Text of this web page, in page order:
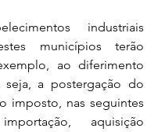
municípios terão
ao diferimento
a postergação do
imposto, nas seguintes
aquisição